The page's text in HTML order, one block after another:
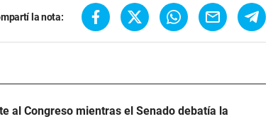
la nota:
al Congreso mientras el Senado debatía la